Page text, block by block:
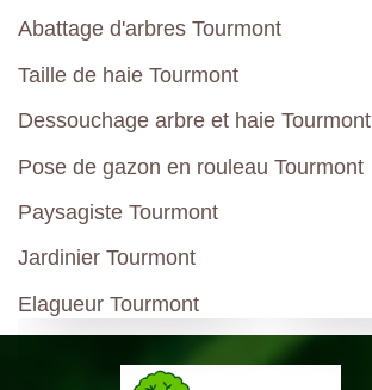
Abattage d'arbres Tourmont
Taille de haie Tourmont
Dessouchage arbre et haie Tourmont
Pose de gazon en rouleau Tourmont
Paysagiste Tourmont
Jardinier Tourmont
Elagueur Tourmont